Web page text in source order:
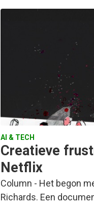
AI & TECH
Creatieve
Netflix
Column - Het begon
Richards. Een